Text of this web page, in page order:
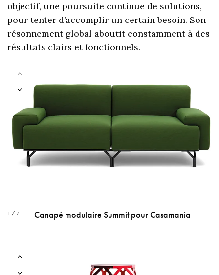
objectif, une poursuite continue de solutions,
pour tenter d’accomplir un certain besoin. Son
résonnement global aboutit constamment à des
résultats clairs et fonctionnels.
1 / 7 Canapé modulaire Summit pour Casamania